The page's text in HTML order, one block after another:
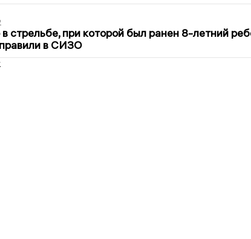
стрельбе, при которой был ранен 8-летний
в СИЗО